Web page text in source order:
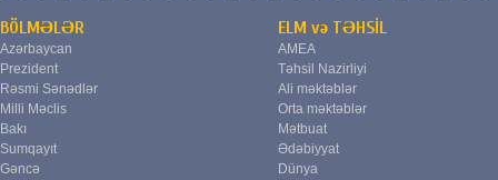
BÖLMƏLƏR
Azərbaycan
Prezident
Rəsmi Sənədlər
Milli Məclis
Bakı
Sumqayıt
Gəncə
ELM və TƏHSİL
AMEA
Təhsil Nazirliyi
Ali məktəblər
Orta məktəblər
Mətbuat
Ədəbiyyat
Dünya